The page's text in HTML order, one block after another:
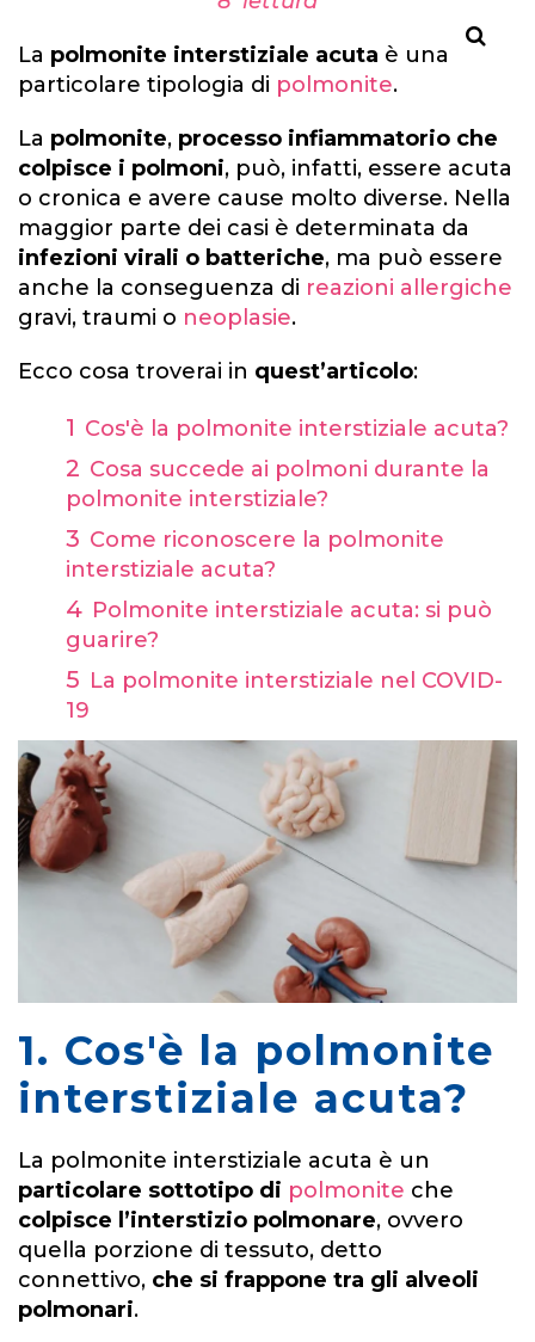
La polmonite interstiziale acuta è una
particolare tipologia di polmonite.
La polmonite, processo infiammatorio che
colpisce i polmoni, può, infatti, essere acuta
o cronica e avere cause molto diverse. Nella
maggior parte dei casi è determinata da
infezioni virali o batteriche, ma può essere
anche la conseguenza di reazioni allergiche
gravi, traumi o neoplasie.
Ecco cosa troverai in quest’articolo:
Cos'è la polmonite interstiziale acuta?
Cosa succede ai polmoni durante la
polmonite interstiziale?
Come riconoscere la polmonite
interstiziale acuta?
Polmonite interstiziale acuta: si può
guarire?
La polmonite interstiziale nel COVID-
19
1. Cos'è la polmonite
interstiziale acuta?
La polmonite interstiziale acuta è un
particolare sottotipo di polmonite che
colpisce l’interstizio polmonare, ovvero
quella porzione di tessuto, detto
connettivo, che si frappone tra gli alveoli
polmonari.